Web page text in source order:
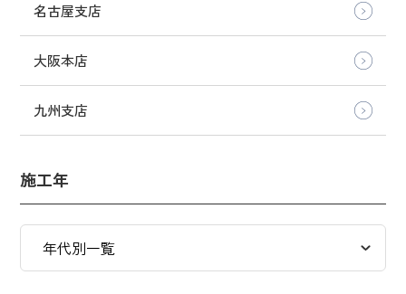
名古屋支店
大阪本店
九州支店
施工年